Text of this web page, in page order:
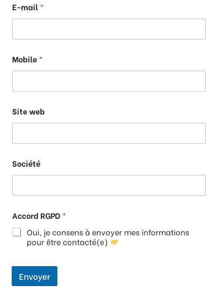
E-mail *
Mobile *
Site web
Société
Accord RGPD *
Oui, je consens à envoyer mes informations
pour être contacté(e)
Envoyer